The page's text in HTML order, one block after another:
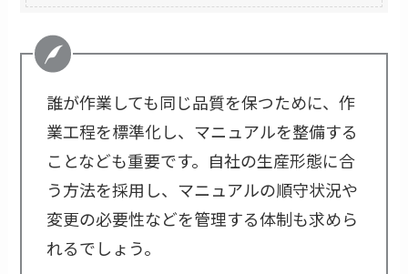
誰が作業しても同じ品質を保つために、作
業工程を標準化し、マニュアルを整備する
ことなども重要です。自社の生産形態に合
う方法を採用し、マニュアルの順守状況や
変更の必要性などを管理する体制も求めら
れるでしょう。